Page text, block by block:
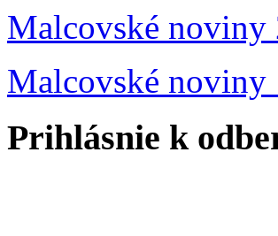
Malcovské noviny
Malcovské
Prihlásnie k